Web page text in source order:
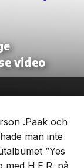
video
.Paak och
man inte
”Yes
med H.E.R. på